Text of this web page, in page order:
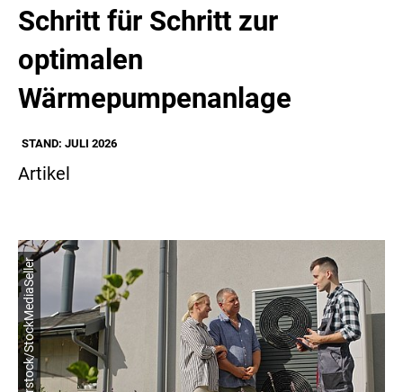
Schritt für Schritt zur
optimalen
Wärmepumpenanlage
STAND: JULI 2026
Artikel
© shutterstock/StockMediaSeller